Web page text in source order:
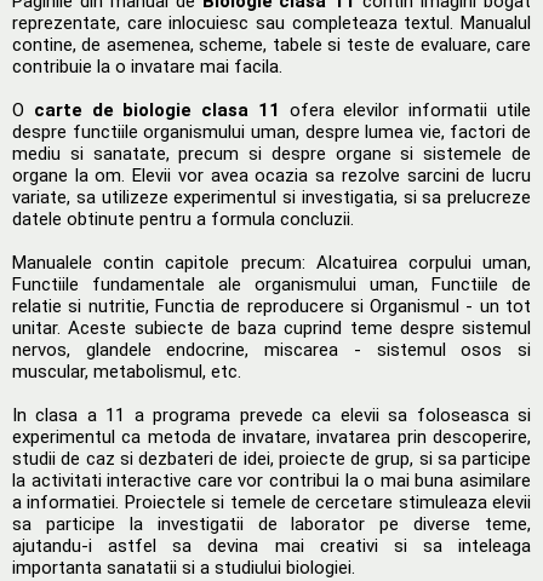
reprezentate, care inlocuiesc sau completeaza textul. Manualul
contine, de asemenea, scheme, tabele si teste de evaluare, care
contribuie la o invatare mai facila.
O carte de biologie clasa 11 ofera elevilor informatii utile
despre functiile organismului uman, despre lumea vie, factori de
mediu si sanatate, precum si despre organe si sistemele de
organe la om. Elevii vor avea ocazia sa rezolve sarcini de lucru
variate, sa utilizeze experimentul si investigatia, si sa prelucreze
datele obtinute pentru a formula concluzii.
Manualele contin capitole precum: Alcatuirea corpului uman,
Functiile fundamentale ale organismului uman, Functiile de
relatie si nutritie, Functia de reproducere si Organismul - un tot
unitar. Aceste subiecte de baza cuprind teme despre sistemul
nervos, glandele endocrine, miscarea - sistemul osos si
muscular, metabolismul, etc.
In clasa a 11 a programa prevede ca elevii sa foloseasca si
experimentul ca metoda de invatare, invatarea prin descoperire,
studii de caz si dezbateri de idei, proiecte de grup, si sa participe
la activitati interactive care vor contribui la o mai buna asimilare
a informatiei. Proiectele si temele de cercetare stimuleaza elevii
sa participe la investigatii de laborator pe diverse teme,
ajutandu-i astfel sa devina mai creativi si sa inteleaga
importanta sanatatii si a studiului biologiei.